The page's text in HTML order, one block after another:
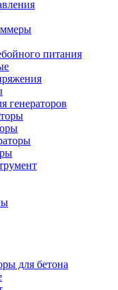
питания
генераторов
для бетона